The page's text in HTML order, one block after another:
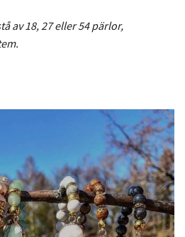
av 18, 27 eller 54 pärlor,